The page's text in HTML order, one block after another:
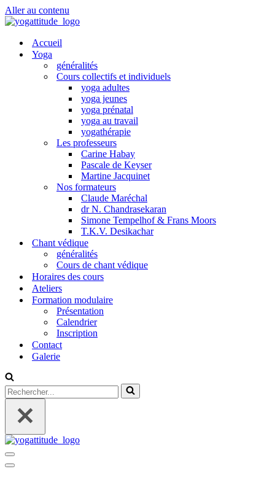
Aller au contenu
Accueil
Yoga
généralités
Cours collectifs et individuels
yoga adultes
yoga jeunes
yoga prénatal
yoga au travail
yogathérapie
Les professeurs
Carine Habay
Pascale de Keyser
Martine Jacquinet
Nos formateurs
Claude Maréchal
dr N. Chandrasekaran
Simone Tempelhof & Frans Moors
T.K.V. Desikachar
Chant védique
généralités
Cours de chant védique
Horaires des cours
Ateliers
Formation modulaire
Présentation
Calendrier
Inscription
Contact
Galerie
Rechercher...
Menu
de
Menu